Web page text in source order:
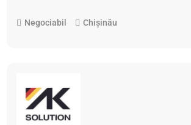
Negociabil Chișinău